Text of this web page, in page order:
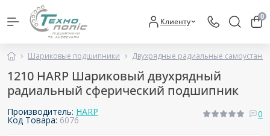
Клиенту 0
Шариковые подшипники Двухрядные радиальные
1210 HARP Шариковый двухрядный
радиальный сферический подшипник
Производитель: HARP
Код Товара: 6076
0